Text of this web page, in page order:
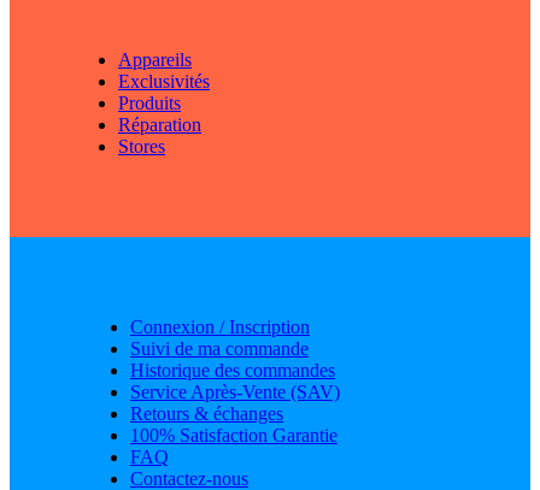
Appareils
Exclusivités
Produits
Réparation
Stores
Connexion / Inscription
Suivi de ma commande
Historique des commandes
Service Après-Vente (SAV)
Retours & échanges
100% Satisfaction Garantie
FAQ
Contactez-nous